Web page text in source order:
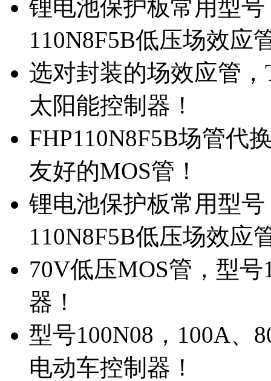
锂电池保护板常用型
110N8F5B低压场效应
选对封装的场效应管
太阳能控制器！
FHP110N8F5B场管代
友好的MOS管！
锂电池保护板常用型
110N8F5B低压场效应
70V低压MOS管，型
器！
型号100N08，100A、
电动车控制器！